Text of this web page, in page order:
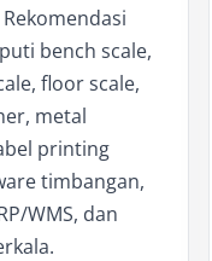
bench scale,
floor scale,
metal
printing
timbangan,
WMS, dan